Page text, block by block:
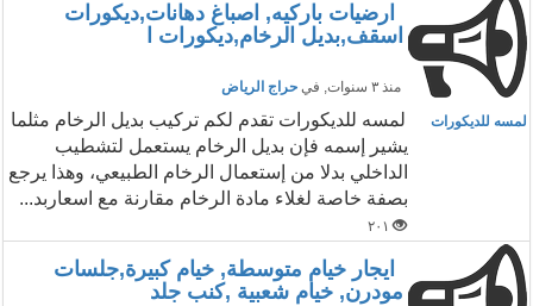
ارضيات باركيه, اصباغ دهانات,ديكورات
اسقف,بديل الرخام,ديكورات ا
منذ ٣ سنوات , في حراج الرياض
لمسه للديكورات
لمسه للديكورات تقدم لكم تركيب بديل الرخام مثلما
يشير إسمه فإن بديل الرخام يستعمل لتشطيب
الداخلي بدلا من إستعمال الرخام الطبيعي، وهذا يرجع
بصفة خاصة لغلاء مادة الرخام مقارنة مع اسعاربد...
٢٠١
ايجار خيام متوسطة, خيام كبيرة,جلسات
مودرن, خيام شعبية ,كنب جلد